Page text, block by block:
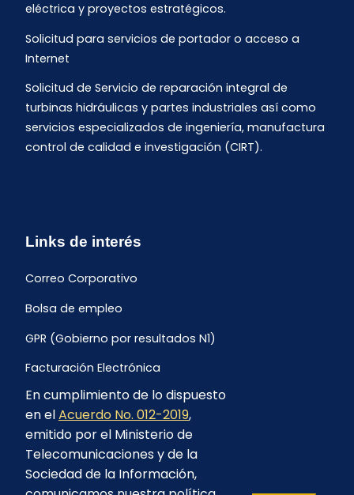
eléctrica y proyectos estratégicos.
Solicitud para servicios de portador o acceso a
Internet
Solicitud de Servicio de reparación integral de
turbinas hidráulicas y partes industriales así como
servicios especializados de ingeniería, manufactura
control de calidad e investigación (CIRT).
Links de interés
Correo Corporativo
Bolsa de empleo
GPR (Gobierno por resultados N1)
Facturación Electrónica
Archivo Histórico de Facturación
Portal Ambiental y Social
Proyecto Geotérmico Chachimbiro
Contratación consultoría mediante “Lista Corta”
En cumplimiento de lo dispuesto
en elAcuerdo No. 012-2019,
emitido por el Ministerio de
Telecomunicaciones y de la
Sociedad de la Información,